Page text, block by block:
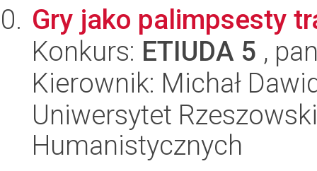
Gry jako palimpsesty
Konkurs: ETIUDA 5 ,
Kierownik: Michał
Uniwersytet
Humanistycznych